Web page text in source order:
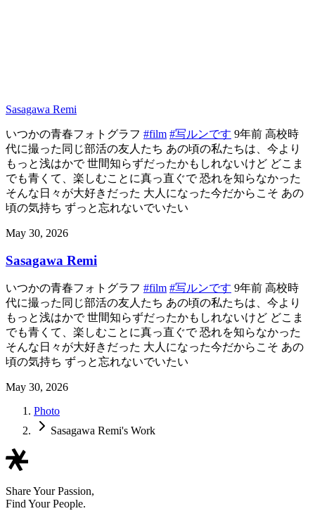
Sasagawa Remi
いつかの青春フォトグラフ #film #写ルンです 9年前 高校時
代に撮った同じ部活の友人たち あの頃の私たちは、今より
もっと浅はかで 世間知らずだったかもしれないけど どこま
でも青くて、楽しむことに真っ直ぐで 恐れを知らなかった
そんな日々が大好きだった 大人になった今だからこそ あの
頃の気持ち ずっと忘れないでいたい
May 30, 2026
Sasagawa Remi
いつかの青春フォトグラフ #film #写ルンです 9年前 高校時
代に撮った同じ部活の友人たち あの頃の私たちは、今より
もっと浅はかで 世間知らずだったかもしれないけど どこま
でも青くて、楽しむことに真っ直ぐで 恐れを知らなかった
そんな日々が大好きだった 大人になった今だからこそ あの
頃の気持ち ずっと忘れないでいたい
May 30, 2026
Photo
Sasagawa Remi's Work
Share Your Passion,
Find Your People.